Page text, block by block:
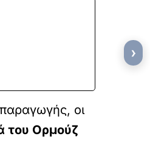
παραγωγής, οι
του Ορμούζ
›